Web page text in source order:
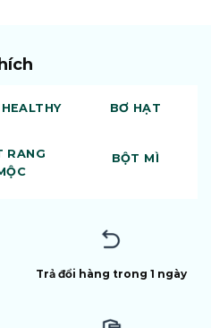
BƠ HẠT
RANG
BỘT MÌ
Trả đổi hàng trong 1 ngày